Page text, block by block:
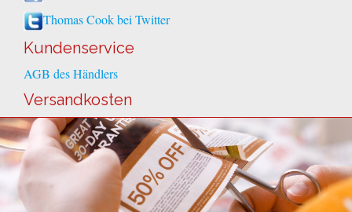
Thomas Cook bei Twitter
Kundenservice
AGB des Händlers
Versandkosten